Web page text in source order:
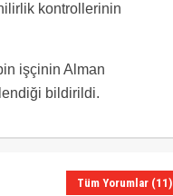
kontrollerinin
işçinin Alman
bildirildi.
Tüm Yorumlar (11)